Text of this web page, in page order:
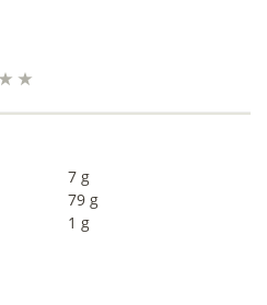
7 g
79 g
1 g